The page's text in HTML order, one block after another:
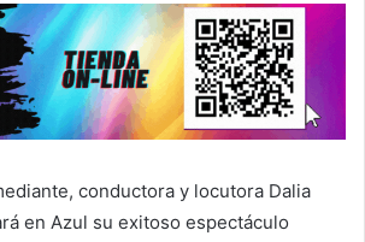
conductora y locutora Dalia
en Azul su exitoso espectáculo